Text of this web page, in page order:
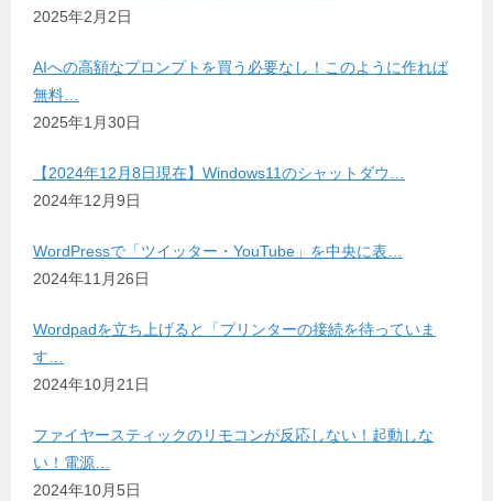
2025年2月2日
AIへの高額なプロンプトを買う必要なし！このように作れば
無料…
2025年1月30日
【2024年12月8日現在】Windows11のシャットダウ…
2024年12月9日
WordPressで「ツイッター・YouTube」を中央に表…
2024年11月26日
Wordpadを立ち上げると「プリンターの接続を待っていま
す…
2024年10月21日
ファイヤースティックのリモコンが反応しない！起動しな
い！電源…
2024年10月5日